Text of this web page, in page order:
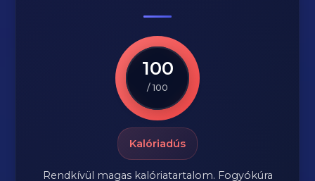
100
/ 100
Kalóriadús
Rendkívül magas kalóriatartalom. Fogyókúra